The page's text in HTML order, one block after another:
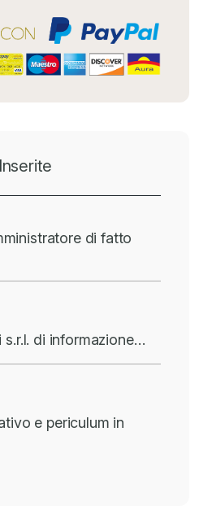
di fatto
di informazione…
e periculum in